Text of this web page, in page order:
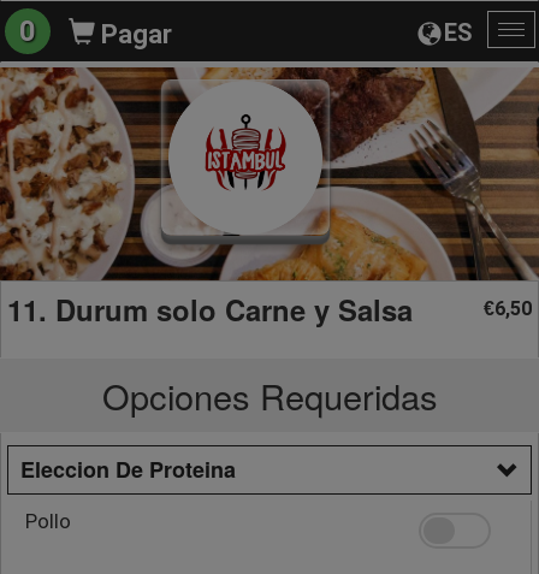
ES
0 Pagar
11. Durum solo Carne y Salsa €6,50
Opciones Requeridas
Eleccion De Proteina
Pollo